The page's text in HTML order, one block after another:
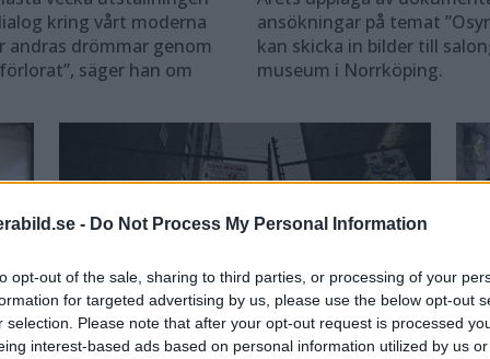
- Do Not Process My Personal Information
opt-out of the sale, sharing to third parties, or processing of your
for targeted advertising by us, please use the below opt-out
selection. Please note that after your opt-out request is processed
interest-based ads based on personal information utilized by us
kring vårt moderna
andras drömmar genom
säger han om
ansökningar på temat
kan skicka in bilder till
museum i Norrköping.